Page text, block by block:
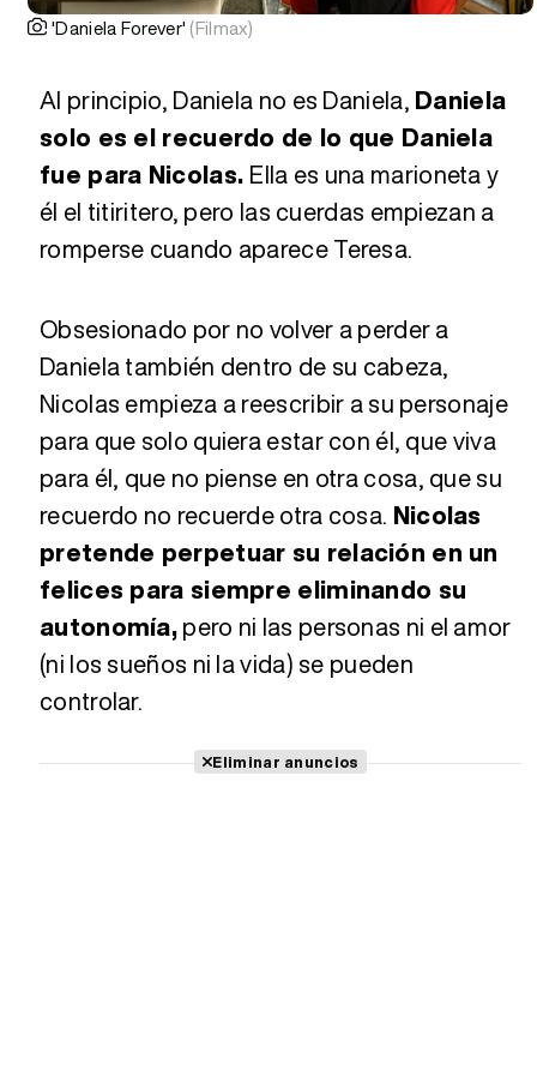
'Daniela Forever' (Filmax)
Al principio, Daniela no es Daniela, Daniela
solo es el recuerdo de lo que Daniela
fue para Nicolas. Ella es una marioneta y
él el titiritero, pero las cuerdas empiezan a
romperse cuando aparece Teresa.
Obsesionado por no volver a perder a
Daniela también dentro de su cabeza,
Nicolas empieza a reescribir a su personaje
para que solo quiera estar con él, que viva
para él, que no piense en otra cosa, que su
recuerdo no recuerde otra cosa. Nicolas
pretende perpetuar su relación en un
felices para siempre eliminando su
autonomía,pero ni las personas ni el amor
(ni los sueños ni la vida) se pueden
controlar.
Eliminar anuncios